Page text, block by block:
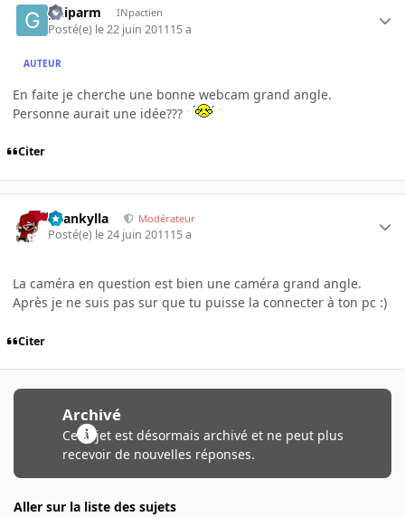
guiparm INpactien
Posté(e) le 22 juin 201115 a
AUTEUR
En faite je cherche une bonne webcam grand angle.
Personne aurait une idée???
Citer
beankylla Modérateur
Posté(e) le 24 juin 201115 a
La caméra en question est bien une caméra grand angle.
Après je ne suis pas sur que tu puisse la connecter à ton pc :)
Citer
Archivé
Ce sujet est désormais archivé et ne peut plus
recevoir de nouvelles réponses.
Aller sur la liste des sujets